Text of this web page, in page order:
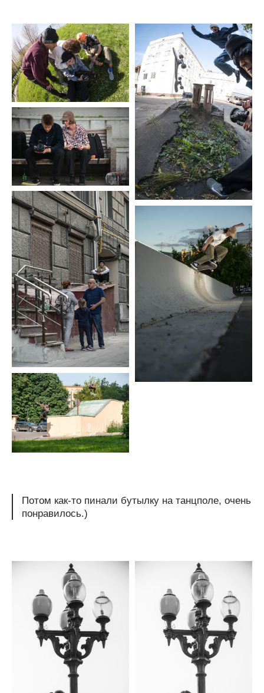
Потом как-то пинали бутылку на танцполе, очень
понравилось.)